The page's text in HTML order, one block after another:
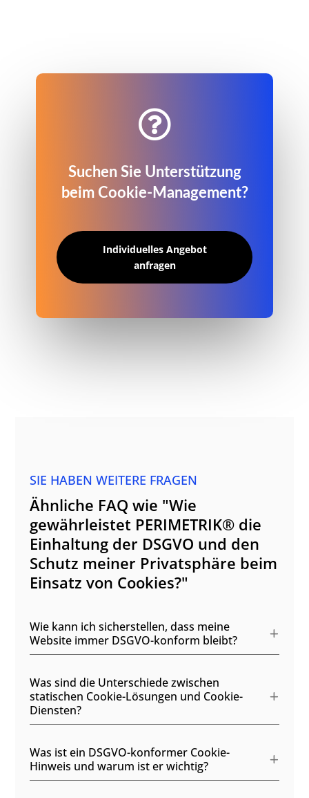

Suchen Sie Unterstützung
beim Cookie-Management?
Individuelles Angebot
anfragen
SIE HABEN WEITERE FRAGEN
Ähnliche FAQ wie "Wie
gewährleistet PERIMETRIK® die
Einhaltung der DSGVO und den
Schutz meiner Privatsphäre beim
Einsatz von Cookies?"
Wie kann ich sicherstellen, dass meine
Website immer DSGVO-konform bleibt?
Was sind die Unterschiede zwischen
statischen Cookie-Lösungen und Cookie-
Diensten?
Was ist ein DSGVO-konformer Cookie-
Hinweis und warum ist er wichtig?